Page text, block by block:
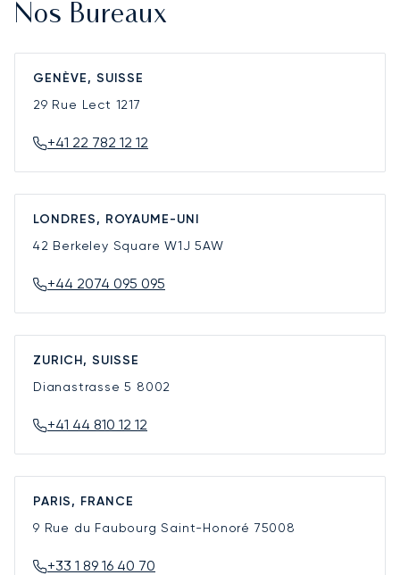
Nos Bureaux
GENÈVE, SUISSE
29 Rue Lect 1217
+41 22 782 12 12
LONDRES, ROYAUME-UNI
42 Berkeley SquareW1J 5AW
+44 2074 095 095
ZURICH, SUISSE
Dianastrasse 5 8002
+41 44 810 12 12
PARIS, FRANCE
9 Rue du Faubourg Saint-Honoré 75008
+33 1 89 16 40 70